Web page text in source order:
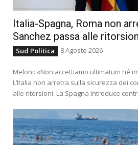
Italia-Spagna, Roma non
Sanchez passa alle
Sud Politica 8 Agosto 2026
Meloni: «Non accettiamo ultimatum né
L’Italia non arretra sulla sicurezza dei
alle ritorsioni. La Spagna introduce